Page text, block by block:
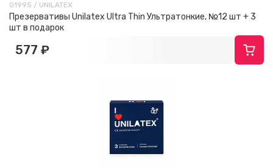
01995 / UNILATEX
Презервативы Unilatex Ultra Thin Ультратонкие, №12 шт + 3
шт в подарок
577 ₽